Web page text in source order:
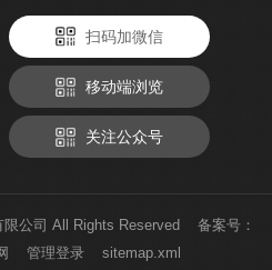
扫码加微信
移动端浏览
关注公众号
限公司 All Rights Reserved 备案号：
管理登录 sitemap.xml